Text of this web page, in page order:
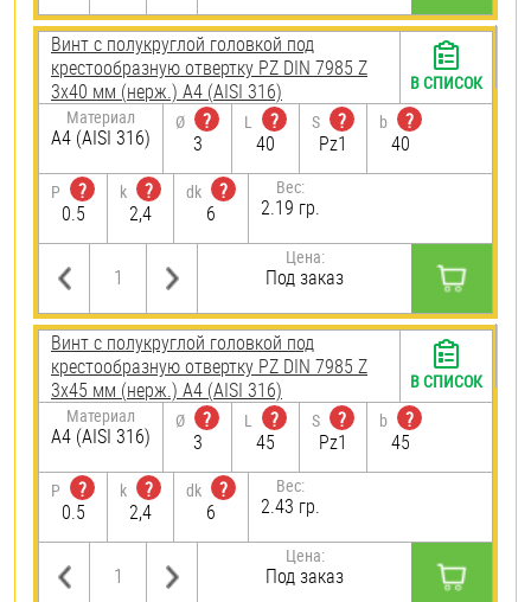
Винт с полукруглой головкой под
крестообразную отвертку PZ DIN 7985 Z
3х40 мм (нерж.) A4 (AISI 316)
Материал
A4 (AISI 316)
Ø
?
3
L
?
40
S
?
Pz1
b
?
40
P
?
0.5
k
?
2,4
dk
?
6
Вес:
2.19 гр.
Цена:
Под заказ
В СПИСОК
Винт с полукруглой головкой под
крестообразную отвертку PZ DIN 7985 Z
3х45 мм (нерж.) A4 (AISI 316)
Материал
A4 (AISI 316)
Ø
?
3
L
?
45
S
?
Pz1
b
?
45
P
?
0.5
k
?
2,4
dk
?
6
Вес:
2.43 гр.
Цена:
Под заказ
В СПИСОК